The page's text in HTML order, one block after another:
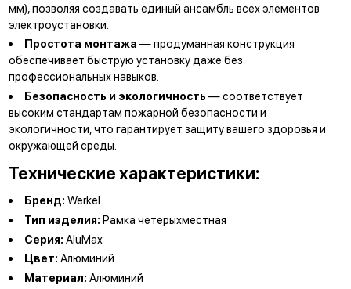
мм), позволяя создавать единый ансамбль всех элементов
электроустановки.
Простота монтажа— продуманная конструкция
обеспечивает быструю установку даже без
профессиональных навыков.
Безопасность и экологичность— соответствует
высоким стандартам пожарной безопасности и
экологичности, что гарантирует защиту вашего здоровья и
окружающей среды.
Технические характеристики:
Бренд:Werkel
Тип изделия:Рамка четерыхместная
Серия:AluMax
Цвет:Алюминий
Материал:Алюминий